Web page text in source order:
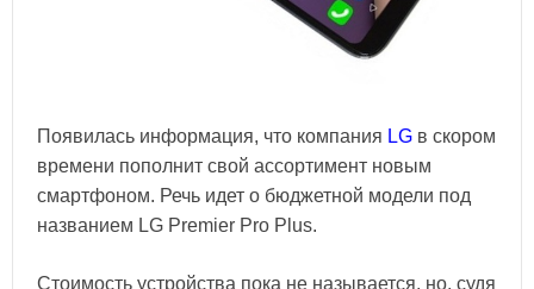
Появилась информация, что компания LG в скором
времени пополнит свой ассортимент новым
смартфоном. Речь идет о бюджетной модели под
названием LG Premier Pro Plus.
Стоимость устройства пока не называется, но, судя